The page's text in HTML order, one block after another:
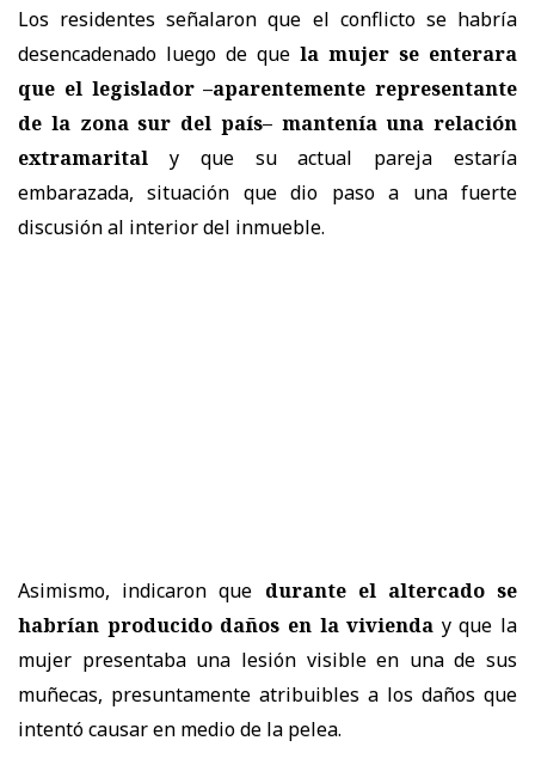
Los residentes señalaron que el conflicto se habría
desencadenado luego de que la mujer se enterara
que el legislador –aparentemente representante
de la zona sur del país– mantenía una relación
extramarital y que su actual pareja estaría
embarazada, situación que dio paso a una fuerte
discusión al interior del inmueble.
Asimismo, indicaron que durante el altercado se
habrían producido daños en la vivienda y que la
mujer presentaba una lesión visible en una de sus
muñecas, presuntamente atribuibles a los daños que
intentó causar en medio de la pelea.